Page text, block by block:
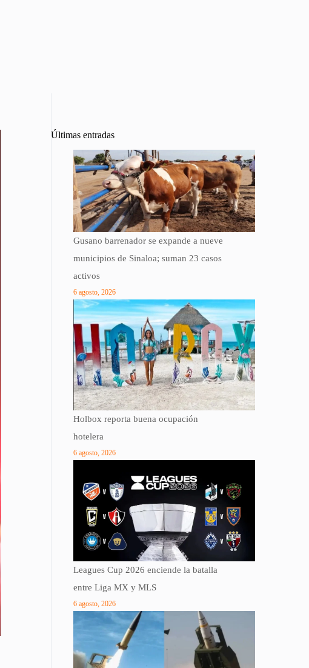
Últimas entradas
Gusano barrenador se expande a nueve
municipios de Sinaloa; suman 23 casos
activos
6 agosto, 2026
Holbox reporta buena ocupación
hotelera
6 agosto, 2026
Leagues Cup 2026 enciende la batalla
entre Liga MX y MLS
6 agosto, 2026